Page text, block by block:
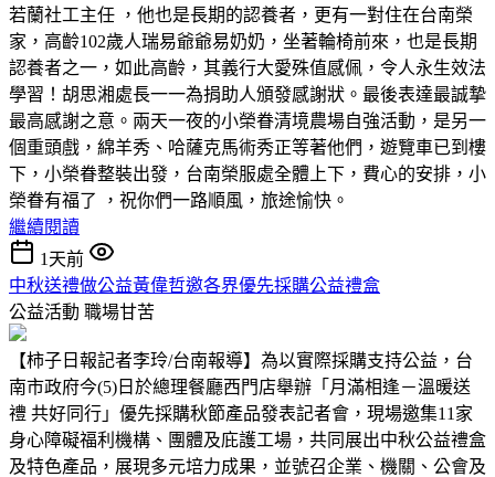
若蘭社工主任 ，他也是長期的認養者，更有一對住在台南榮
家，高齡102歲人瑞易爺爺易奶奶，坐著輪椅前來，也是長期
認養者之一，如此高齡，其義行大愛殊值感佩，令人永生效法
學習！胡思湘處長一一為捐助人頒發感謝狀。最後表達最誠摯
最高感謝之意。兩天一夜的小榮眷清境農場自強活動，是另一
個重頭戲，綿羊秀、哈薩克馬術秀正等著他們，遊覽車已到樓
下，小榮眷整裝出發，台南榮服處全體上下，費心的安排，小
榮眷有福了 ，祝你們一路順風，旅途愉快。
繼續閱讀
1天前
中秋送禮做公益黃偉哲邀各界優先採購公益禮盒
公益活動 職場甘苦
【柿子日報記者李玲/台南報導】為以實際採購支持公益，台
南市政府今(5)日於總理餐廳西門店舉辦「月滿相逢－溫暖送
禮 共好同行」優先採購秋節產品發表記者會，現場邀集11家
身心障礙福利機構、團體及庇護工場，共同展出中秋公益禮盒
及特色產品，展現多元培力成果，並號召企業、機關、公會及